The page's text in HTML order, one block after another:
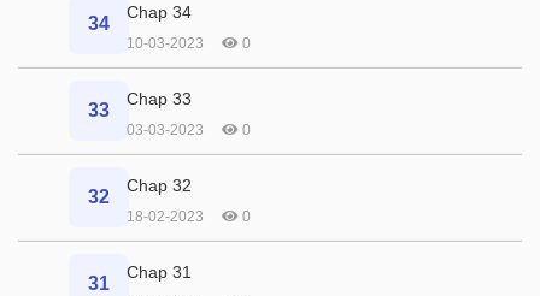
34
Chap 34
10-03-2023 0
33
Chap 33
03-03-2023 0
32
Chap 32
18-02-2023 0
31
Chap 31